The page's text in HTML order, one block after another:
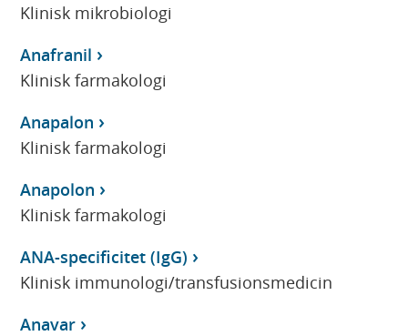
Klinisk mikrobiologi
Anafranil
Klinisk farmakologi
Anapalon
Klinisk farmakologi
Anapolon
Klinisk farmakologi
ANA-specificitet (IgG)
Klinisk immunologi/transfusionsmedicin
Anavar